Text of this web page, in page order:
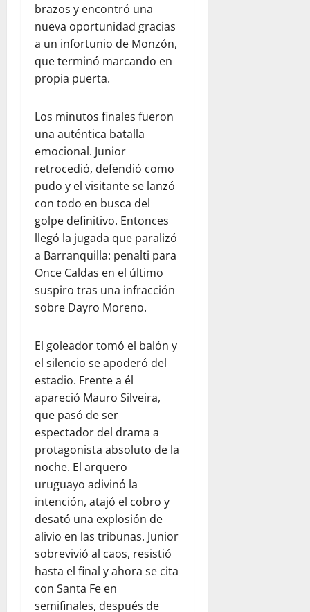
brazos y encontró una
nueva oportunidad gracias
a un infortunio de Monzón,
que terminó marcando en
propia puerta.
Los minutos finales fueron
una auténtica batalla
emocional. Junior
retrocedió, defendió como
pudo y el visitante se lanzó
con todo en busca del
golpe definitivo. Entonces
llegó la jugada que paralizó
a Barranquilla: penalti para
Once Caldas en el último
suspiro tras una infracción
sobre Dayro Moreno.
El goleador tomó el balón y
el silencio se apoderó del
estadio. Frente a él
apareció Mauro Silveira,
que pasó de ser
espectador del drama a
protagonista absoluto de la
noche. El arquero
uruguayo adivinó la
intención, atajó el cobro y
desató una explosión de
alivio en las tribunas. Junior
sobrevivió al caos, resistió
hasta el final y ahora se cita
con Santa Fe en
semifinales, después de